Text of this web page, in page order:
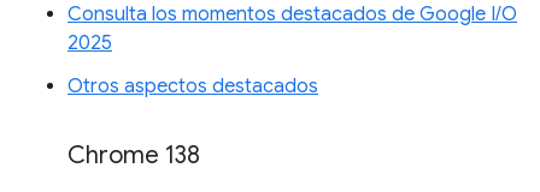
Consulta los momentos destacados de Google I/O
2025
Otros aspectos destacados
Chrome 138